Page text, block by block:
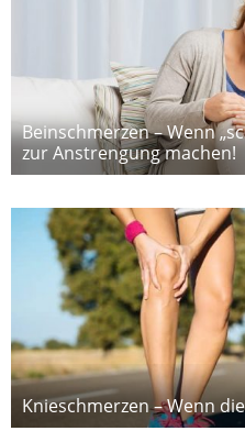
Beinschmerzen – Wenn
zur Anstrengung machen!
Knieschmerzen – Wenn